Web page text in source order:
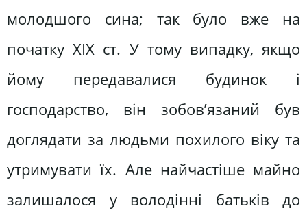
молодшого сина; так було вже на
початку XIX ст. У тому випадку, якщо
йому передавалися будинок і
господарство, він зобов’язаний був
доглядати за людьми похилого віку та
утримувати їх. Але найчастіше майно
залишалося у володінні батьків до